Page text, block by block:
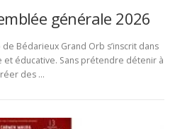
générale 2026
Bédarieux Grand Orb s’inscrit dans
éducative. Sans prétendre détenir à
des …